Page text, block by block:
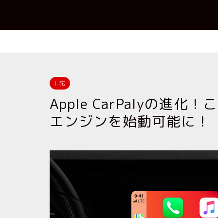
日常
Apple CarPalyの進化！
エンジンを始動可能に！